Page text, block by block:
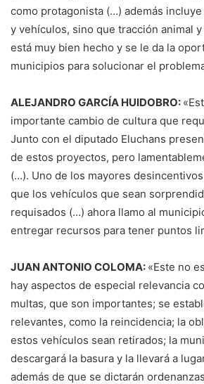
como protagonista (…) además
y vehículos, sino que tracción animal
está muy bien hecho y se le da la
municipios para solucionar el
ALEJANDRO GARCÍA HUIDOBRO:
importante cambio de cultura que
Junto con el diputado Eluchans
de estos proyectos, pero
(…). Uno de los mayores
que los vehículos que sean
requisados (…) ahora llamo al
entregar recursos para tener puntos
JUAN ANTONIO COLOMA: «Este no
hay aspectos de especial relevancia
multas, que son importantes; se
relevantes, como la reincidencia; la
estos vehículos sean retirados; la
descargará la basura y la llevará a
además de que se dictarán